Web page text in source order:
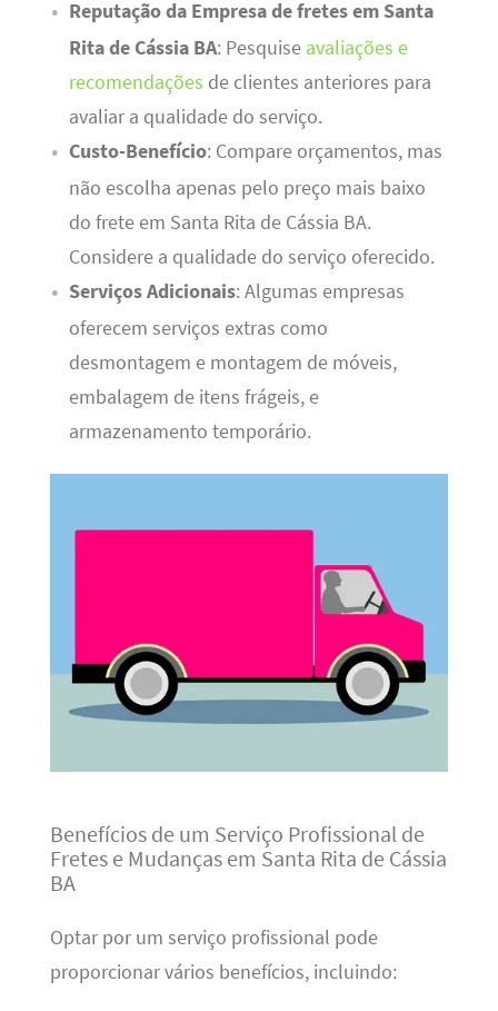
Reputação da Empresa de fretes em Santa
Rita de Cássia BA: Pesquise avaliações e
recomendações de clientes anteriores para
avaliar a qualidade do serviço.
Custo-Benefício: Compare orçamentos, mas
não escolha apenas pelo preço mais baixo
do frete em Santa Rita de Cássia BA.
Considere a qualidade do serviço oferecido.
Serviços Adicionais: Algumas empresas
oferecem serviços extras como
desmontagem e montagem de móveis,
embalagem de itens frágeis, e
armazenamento temporário.
Benefícios de um Serviço Profissional de
Fretes e Mudanças em Santa Rita de Cássia
BA
Optar por um serviço profissional pode
proporcionar vários benefícios, incluindo: